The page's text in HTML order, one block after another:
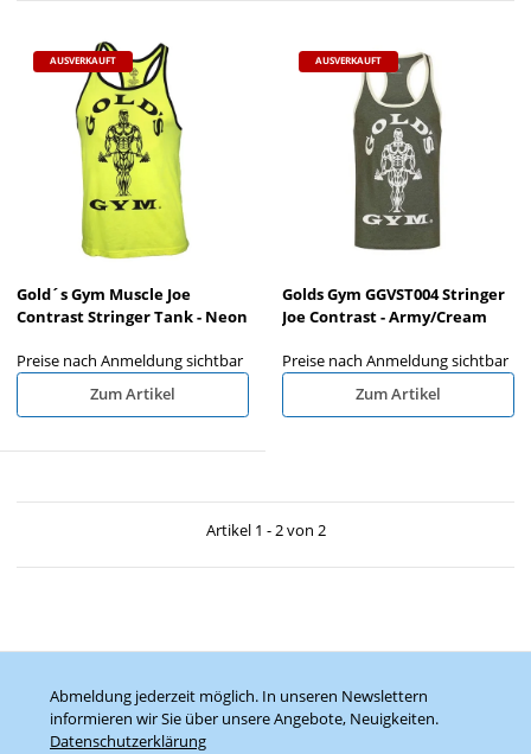
AUSVERKAUFT
Gold´s Gym Muscle Joe
Contrast Stringer Tank - Neon
Preise nach Anmeldung sichtbar
Zum Artikel
AUSVERKAUFT
Golds Gym GGVST004 Stringer
Joe Contrast - Army/Cream
Preise nach Anmeldung sichtbar
Zum Artikel
Artikel 1 - 2 von 2
Abmeldung jederzeit möglich. In unseren Newslettern
informieren wir Sie über unsere Angebote, Neuigkeiten.
Datenschutzerklärung